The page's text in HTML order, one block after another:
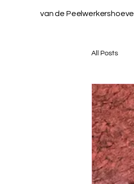
van de Peelwerkershoeve
All Posts